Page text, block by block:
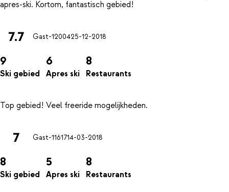
7.7 Gast-1200425-12-2018
9
Ski gebied
6
Apres ski
8
Restaurants
7 Gast-1161714-03-2018
8
Ski gebied
5
Apres ski
8
Restaurants